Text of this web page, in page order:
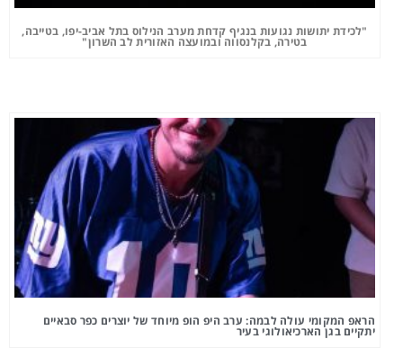
"לכידת יתושות נגועות בנגיף קדחת מערב הנילוס בתל אביב-יפו, בטייבה,
בטירה, בקלנסווה ובמועצה האזורית לב השרון"
הראפ המקומי עולה לבמה: ערב היפ הופ מיוחד של יוצרים כפר סבאיים
יתקיים בגן הארכיאולוגי בעיר